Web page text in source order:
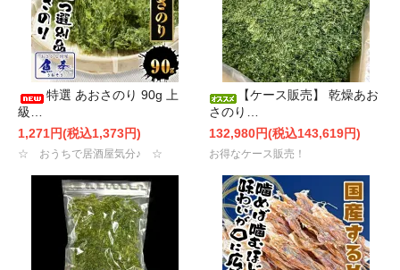
特選 あおさのり 90g 上
級…
1,271円(税込1,373円)
☆ おうちで居酒屋気分♪ ☆
【ケース販売】 乾燥あお
さのり…
132,980円(税込143,619円)
お得なケース販売！